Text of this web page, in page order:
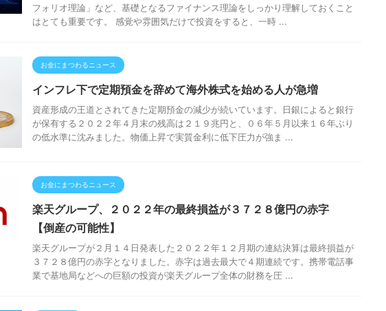
フォリオ理論」など、基礎となるファイナンス理論をしっかり理解しておくこと
はとても重要です。 感覚や雰囲気だけで投資をすると、一時 ...
お金にまつわるニュース
インフレ下で定期預金を辞めて海外株式を始める人が急増
資産形成の王道とされてきた定期預金の減少が続いています。日銀によると銀行
が保有する２０２２年４月末の残高は２１９兆円と、０６年５月以来１６年ぶり
の低水準に沈みました。物価上昇で実質金利に低下圧力が強ま ...
お金にまつわるニュース
楽天グループ、２０２２年の最終損益が３７２８億円の赤字
【倒産の可能性】
楽天グループが２月１４日発表した２０２２年１２月期の連結決算は最終損益が
３７２８億円の赤字となりました。赤字は過去最大で４期連続です。携帯電話事
業で基地局などへの巨額の投資が楽天グループ全体の財務を圧 ...